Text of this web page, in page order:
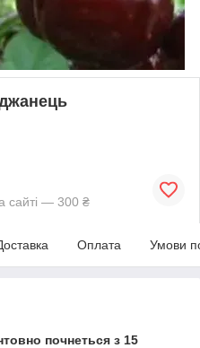
сайті — 300 ₴
Оплата Умови
почнеться з 15